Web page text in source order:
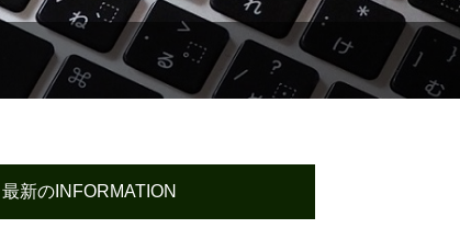
最新のINFORMATION